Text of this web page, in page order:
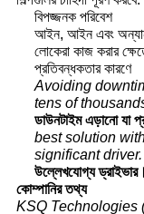
বিপজ্জনক পরিবেশ
আইন, আইন এবং
লোকেরা কাজ করার
প্রতিবন্ধকতার কারণে
Avoiding
tens of
ডাউনটাইম এড়ানো যা
best solution
significant driver.
উল্লেখযোগ্য ড্রাইভার।
কোম্পানির তথ্য
KSQ Technologies